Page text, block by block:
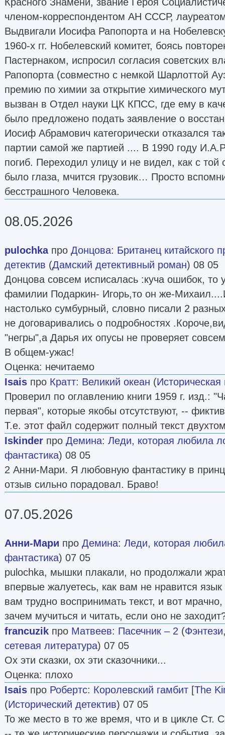
членом-корреспондентом АН СССР,
Выдвигали Иосифа Рапопорта и на
1960-х гг. Нобелевский комитет, боясь
Пастернаком, испросил согласия советских
Рапопорта (совместно с немкой Шарлоттой
премию по химии за открытие химического
вызван в Отдел науки ЦК КПСС, где ему в
было предложено подать заявление о
Иосиф Абрамович категорически отказался
партии самой же партией .... В 1990 году
погиб. Переходил улицу и не видел, как с той
было глаза, мчится грузовик… Просто
бесстрашного Человека.
08.05.2026
pulochkaпро Донцова: Британец китайского
детектив (Дамский детективный роман) 08 05
Донцова совсем исписалась :куча ошибок, то
фамилии Подаркин- Игорь,то он же-
настолько сумбурный, словно писали 2
не договаривались о подробностях
"негры",а Дарья их опусы не проверяет
В общем-ужас!
Оценка: нечитаемо
Isais про Кратт: Великий океан (Историческая
Проверил по оглавлению книги 1959 г. изд.:
первая", которые якобы отсутствуют, --
Т.е. этот файл содержит полный текст
Iskinder про Демина: Леди, которая любила
фантастика) 08 05
2 Анни-Мари. Я любовную фантастику в
отзыв сильно порадовал. Браво!
07.05.2026
Анни-Мари про Демина: Леди, которая
фантастика) 07 05
pulochka, мышки плакали, но продолжали
впервые жалуетесь, как вам не нравится
вам трудно воспринимать текст, и вот
зачем мучиться и читать, если оно не
francuzik про Матвеев: Пасечник – 2 (Фэнтези
сетевая литература) 07 05
Ох эти сказки, ох эти сказочники...
Оценка: плохо
Isais про Робертс: Королевский гамбит [The
(Исторический детектив) 07 05
То же место в то же время, что и в цикле Ст.